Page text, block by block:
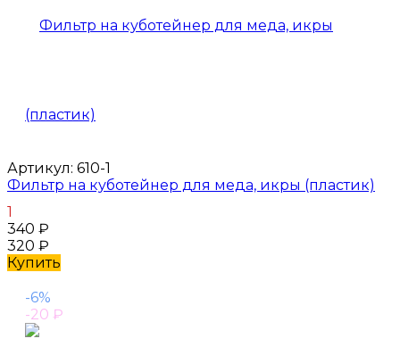
Артикул: 610-1
Фильтр на куботейнер для меда, икры (пластик)
1
340 ₽
320 ₽
Купить
-6%
-20 ₽